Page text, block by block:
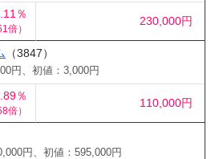
％
倍）
230,000円
（3847）
円、初値：3,000円
％
倍）
110,000円
円、初値：595,000円